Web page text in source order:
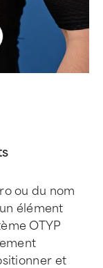
ou du nom
élément
OTYP
et